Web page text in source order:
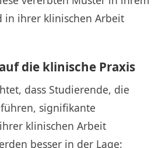
in ihrer klinischen Arbeit
die klinische Praxis
dass Studierende, die
signifikante
klinischen Arbeit
besser in der Lage: